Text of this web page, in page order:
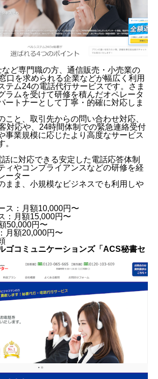
ど専門職の方、通信販売・小売業の
口を求められる企業などが幅広く利用
テム24の電話代行サービスです。さま
ラムを受けて研修を積んだオペレータ
ートナーとして丁寧・的確に対応しま
こと、取引先からの問い合わせ対応、
対応や、24時間体制での緊急連絡受付
事業規模に応じたより高度なサービス
。
話に対応できる安定した電話応答体制
ィやコンプライアンスなどの研修を経
ーター
まま、小規模なビジネスでも利用しや
ス：月額10,000円〜
：月額15,000円〜
50,000円〜
月額20,000円〜
ゴコミュニケーションズ「ACS秘書セ